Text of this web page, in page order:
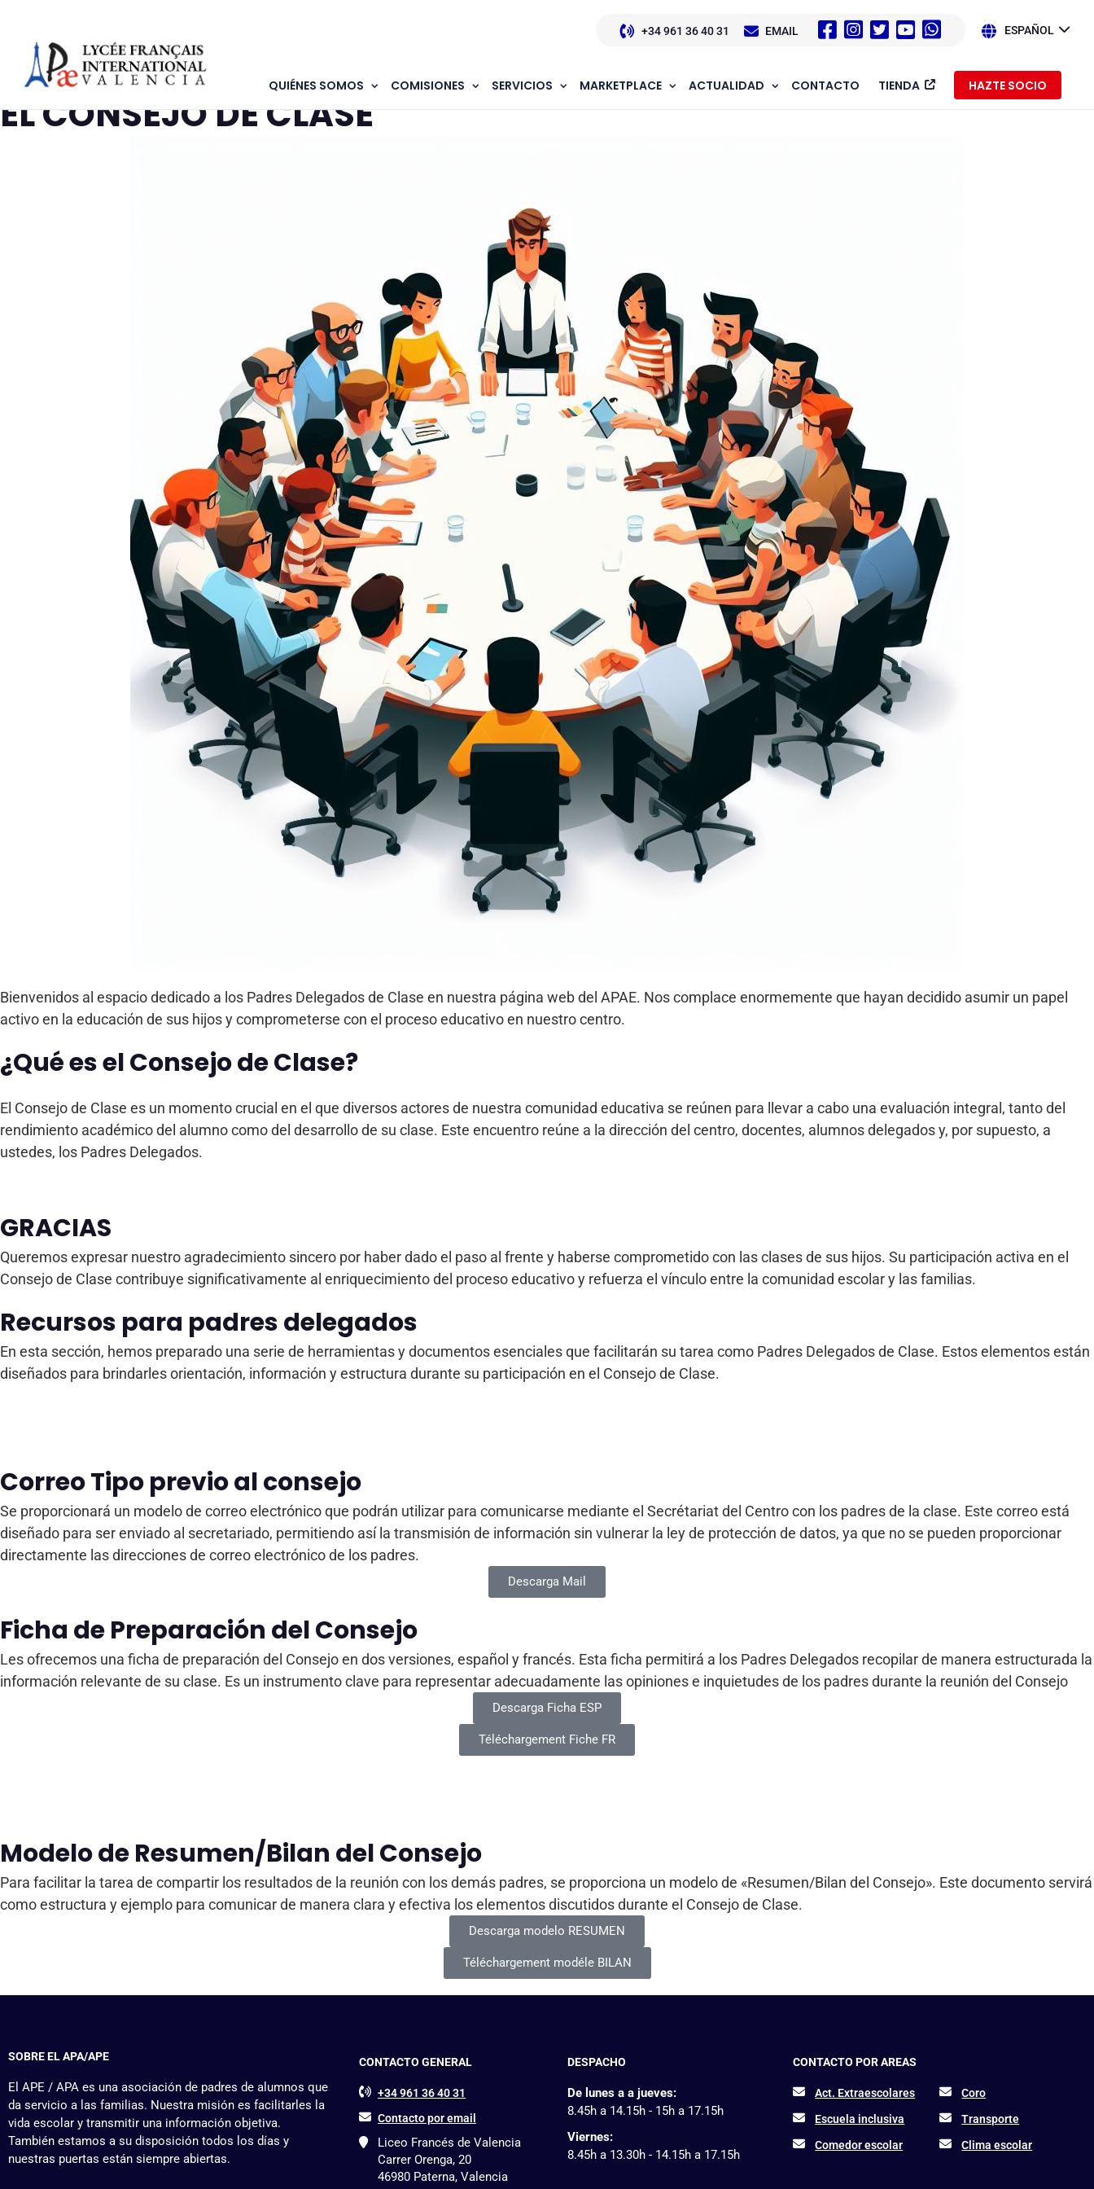
+34 961 36 40 31 EMAIL ESPAÑOL
QUIÉNES SOMOS COMISIONES SERVICIOS MARKETPLACE ACTUALIDAD CONTACTO TIENDA HAZTE SOCIO
EL CONSEJO DE CLASE
Bienvenidos al espacio dedicado a los Padres Delegados de Clase en nuestra página web del APAE. Nos complace enormemente que hayan decidido asumir un papel
activo en la educación de sus hijos y comprometerse con el proceso educativo en nuestro centro.
¿Qué es el Consejo de Clase?
El Consejo de Clase es un momento crucial en el que diversos actores de nuestra comunidad educativa se reúnen para llevar a cabo una evaluación integral, tanto del
rendimiento académico del alumno como del desarrollo de su clase. Este encuentro reúne a la dirección del centro, docentes, alumnos delegados y, por supuesto, a
ustedes, los Padres Delegados.
GRACIAS
Queremos expresar nuestro agradecimiento sincero por haber dado el paso al frente y haberse comprometido con las clases de sus hijos. Su participación activa en el
Consejo de Clase contribuye significativamente al enriquecimiento del proceso educativo y refuerza el vínculo entre la comunidad escolar y las familias.
Recursos para padres delegados
En esta sección, hemos preparado una serie de herramientas y documentos esenciales que facilitarán su tarea como Padres Delegados de Clase. Estos elementos están
diseñados para brindarles orientación, información y estructura durante su participación en el Consejo de Clase.
Correo Tipo previo al consejo
Se proporcionará un modelo de correo electrónico que podrán utilizar para comunicarse mediante el Secrétariat del Centro con los padres de la clase. Este correo está
diseñado para ser enviado al secretariado, permitiendo así la transmisión de información sin vulnerar la ley de protección de datos, ya que no se pueden proporcionar
directamente las direcciones de correo electrónico de los padres.
Descarga Mail
Ficha de Preparación del Consejo
Les ofrecemos una ficha de preparación del Consejo en dos versiones, español y francés. Esta ficha permitirá a los Padres Delegados recopilar de manera estructurada la
información relevante de su clase. Es un instrumento clave para representar adecuadamente las opiniones e inquietudes de los padres durante la reunión del Consejo
Descarga Ficha ESP
Téléchargement Fiche FR
Modelo de Resumen/Bilan del Consejo
Para facilitar la tarea de compartir los resultados de la reunión con los demás padres, se proporciona un modelo de «Resumen/Bilan del Consejo». Este documento servirá
como estructura y ejemplo para comunicar de manera clara y efectiva los elementos discutidos durante el Consejo de Clase.
Descarga modelo RESUMEN
Téléchargement modéle BILAN
SOBRE EL APA/APE
El APE / APA es una asociación de padres de alumnos que
da servicio a las familias. Nuestra misión es facilitarles la
vida escolar y transmitir una información objetiva.
También estamos a su disposición todos los días y
nuestras puertas están siempre abiertas.
CONTACTO GENERAL
+34 961 36 40 31
Contacto por email
Liceo Francés de Valencia
Carrer Orenga, 20
46980 Paterna, Valencia
DESPACHO
De lunes a a jueves:
8.45h a 14.15h - 15h a 17.15h
Viernes:
8.45h a 13.30h - 14.15h a 17.15h
CONTACTO POR AREAS
Act. Extraescolares
Coro
Escuela inclusiva
Transporte
Comedor escolar
Clima escolar